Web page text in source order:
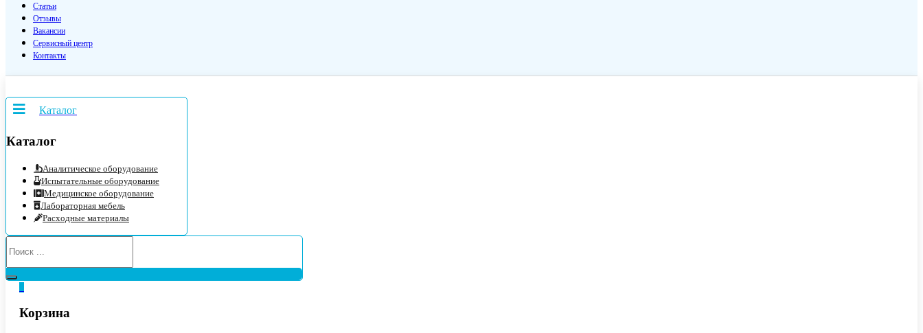
Статьи
Отзывы
Вакансии
Сервисный центр
Контакты
Каталог
Каталог
Аналитическое оборудование
Испытательные оборудование
Медицинское оборудование
Лабораторная мебель
Расходные материалы
Корзина